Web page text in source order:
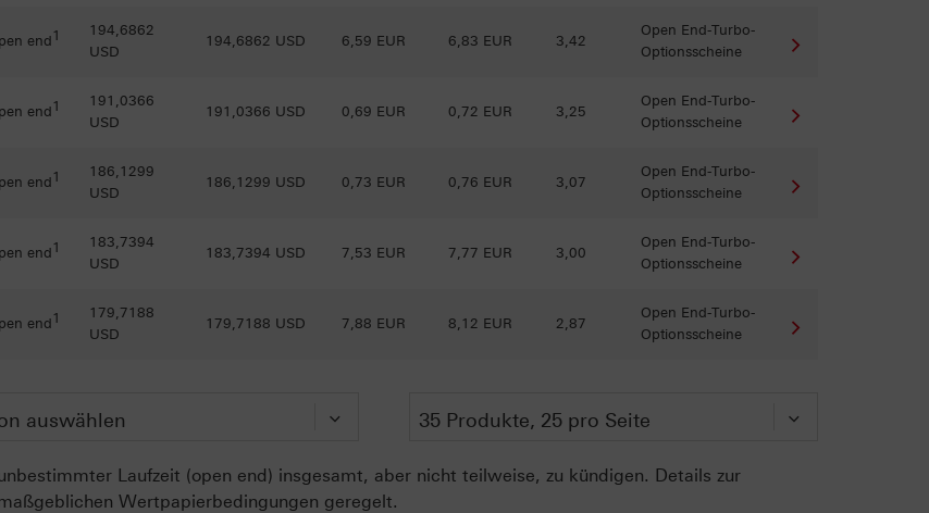
end1
194,6862
USD
194,6862 USD 6,59 EUR 6,83 EUR 3,42
Open End-Turbo-
Optionsscheine
end1
191,0366
USD
191,0366 USD 0,69 EUR 0,72 EUR 3,25
Open End-Turbo-
Optionsscheine
end1
186,1299
USD
186,1299 USD 0,73 EUR 0,76 EUR 3,07
Open End-Turbo-
Optionsscheine
end1
183,7394
USD
183,7394 USD 7,53 EUR 7,77 EUR 3,00
Open End-Turbo-
Optionsscheine
end1
179,7188
USD
179,7188 USD 7,88 EUR 8,12 EUR 2,87
Open End-Turbo-
Optionsscheine
Laufzeit (open end) insgesamt, aber nicht teilweise, zu kündigen. Details zur
Wertpapierbedingungen geregelt.